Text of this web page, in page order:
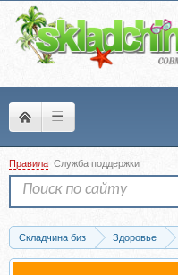
☰
Правила Служба поддержки
Складчина биз Здоровье
Скачать Эколифтинг лица: как